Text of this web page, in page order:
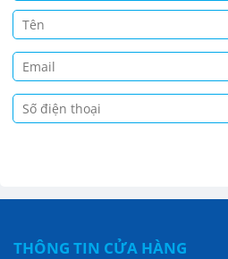
THÔNG TIN CỬA HÀNG